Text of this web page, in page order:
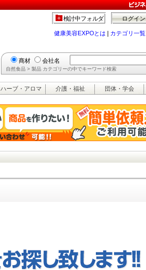
ログイン
検討中フォルダ
健康美容EXPOとは カテゴリ一覧
商材 会社名
自然食品 > 製品 カテゴリーの中でキーワード検索
ハーブ・アロマ 介護・福祉 団体・学会